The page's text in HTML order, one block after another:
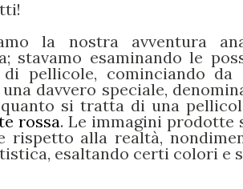
la nostra avventura
stavamo esaminando le
pellicole, cominciando da
davvero speciale,
si tratta di una
rossa. Le immagini prodotte
rispetto alla realtà,
esaltando certi colori e